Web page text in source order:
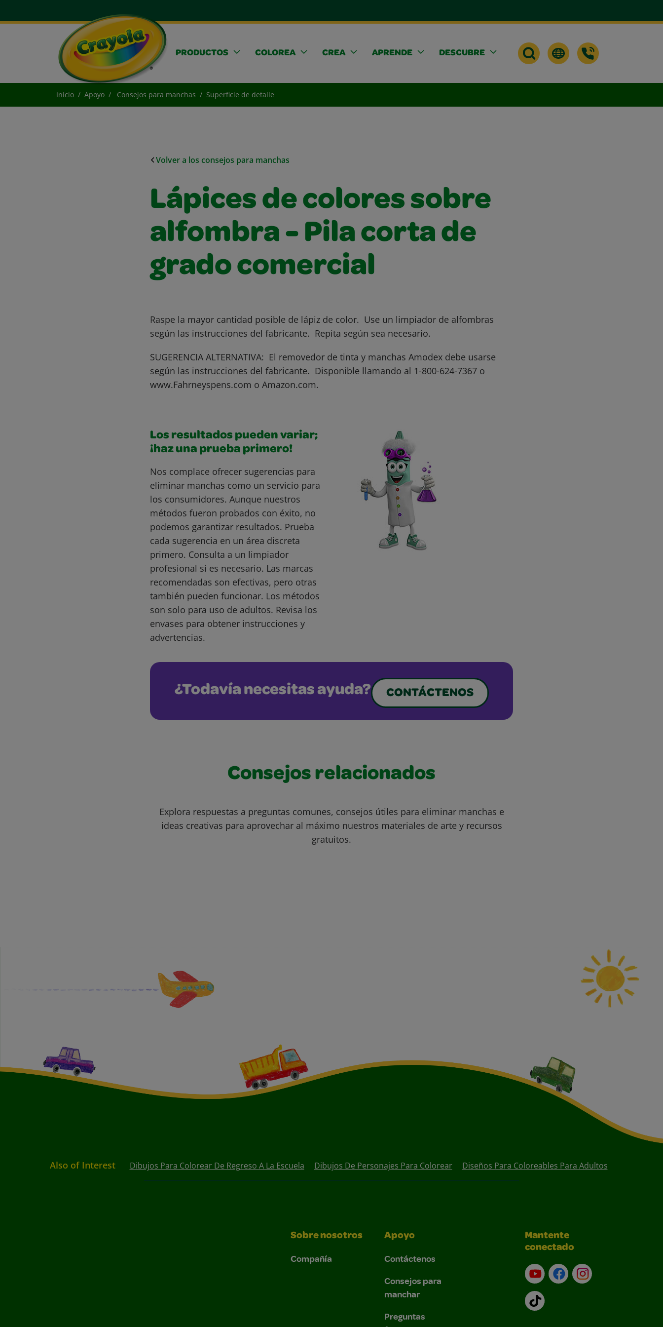
PRODUCTOS COLOREA CREA APRENDE DESCUBRE
Inicio Apoyo Consejos para manchas Superficie de detalle
Volver a los consejos para manchas
Lápices de colores sobre
alfombra - Pila corta de
grado comercial
Raspe la mayor cantidad posible de lápiz de color. Use un limpiador de alfombras
según las instrucciones del fabricante. Repita según sea necesario.
SUGERENCIA ALTERNATIVA: El removedor de tinta y manchas Amodex debe usarse
según las instrucciones del fabricante. Disponible llamando al 1-800-624-7367 o
www.Fahrneyspens.com o Amazon.com.
Los resultados pueden variar;
¡haz una prueba primero!
Nos complace ofrecer sugerencias para
eliminar manchas como un servicio para
los consumidores. Aunque nuestros
métodos fueron probados con éxito, no
podemos garantizar resultados. Prueba
cada sugerencia en un área discreta
primero. Consulta a un limpiador
profesional si es necesario. Las marcas
recomendadas son efectivas, pero otras
también pueden funcionar. Los métodos
son solo para uso de adultos. Revisa los
envases para obtener instrucciones y
advertencias.
¿Todavía necesitas ayuda? CONTÁCTENOS
Consejos relacionados
Explora respuestas a preguntas comunes, consejos útiles para eliminar manchas e
ideas creativas para aprovechar al máximo nuestros materiales de arte y recursos
gratuitos.
Also of Interest Dibujos Para Colorear De Regreso A La Escuela Dibujos De Personajes Para Colorear Diseños Para Coloreables Para Adultos
Sobre nosotros
Compañía
Apoyo
Contáctenos
Consejos para
manchar
Preguntas
Mantente
conectado
YouTube (en inglés)
Facebook (en inglés)
Instagram (en
TikTok